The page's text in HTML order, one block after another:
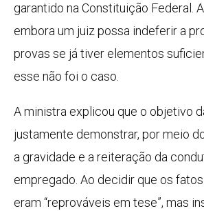
garantido na Constituição Federal.
embora um juiz possa indeferir a
provas se já tiver elementos
esse não foi o caso.
A ministra explicou que o objetivo
justamente demonstrar, por meio
a gravidade e a reiteração da
empregado. Ao decidir que os
eram “reprováveis em tese”, mas